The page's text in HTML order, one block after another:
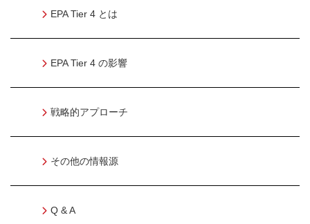
EPA Tier 4 とは
EPA Tier 4 の影響
戦略的アプローチ
その他の情報源
Q & A